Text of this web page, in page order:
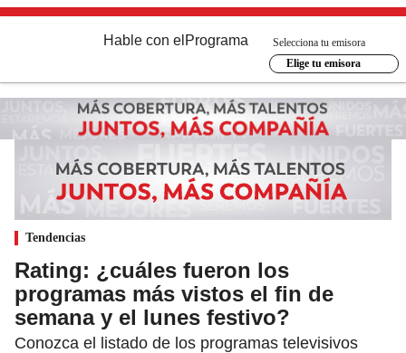
Hable con el Programa
Selecciona tu emisora
Elige tu emisora
Tendencias
Rating: ¿cuáles fueron los
programas más vistos el fin de
semana y el lunes festivo?
Conozca el listado de los programas televisivos